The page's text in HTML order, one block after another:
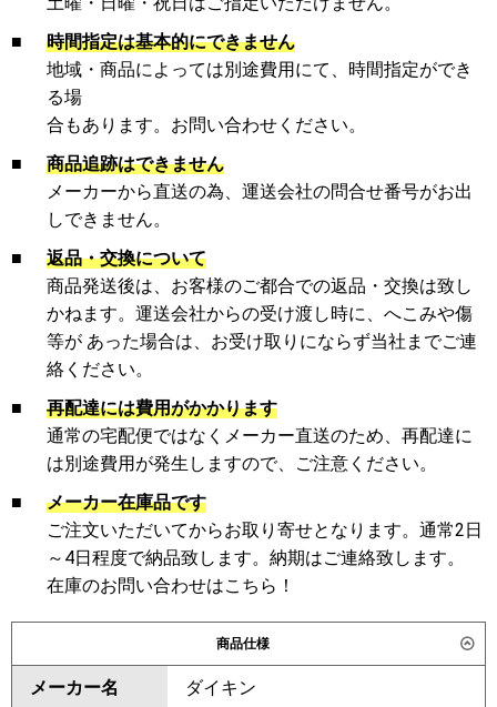
■
時間指定は基本的にできません
地域・商品によっては別途費用にて、時間指定ができ
る場
合もあります。お問い合わせください。
■
商品追跡はできません
メーカーから直送の為、運送会社の問合せ番号がお出
しできません。
■
返品・交換について
商品発送後は、お客様のご都合での返品・交換は致し
かねます。運送会社からの受け渡し時に、へこみや傷
等が あった場合は、お受け取りにならず当社までご連
絡ください。
■
再配達には費用がかかります
通常の宅配便ではなくメーカー直送のため、再配達に
は別途費用が発生しますので、ご注意ください。
■
メーカー在庫品です
ご注文いただいてからお取り寄せとなります。通常2日
～4日程度で納品致します。納期はご連絡致します。
在庫のお問い合わせはこちら！
商品仕様
メーカー名 ダイキン